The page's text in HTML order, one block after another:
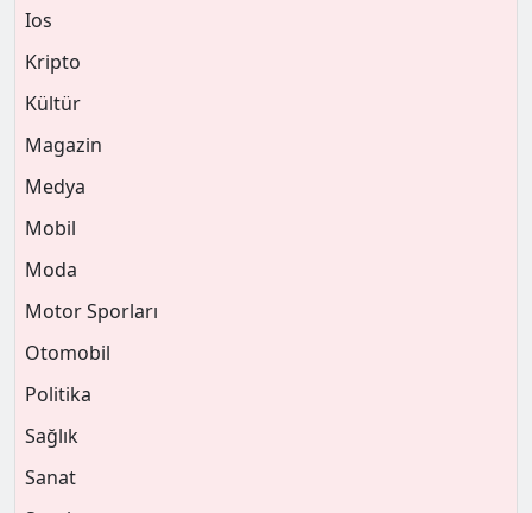
Ios
Kripto
Kültür
Magazin
Medya
Mobil
Moda
Motor Sporları
Otomobil
Politika
Sağlık
Sanat